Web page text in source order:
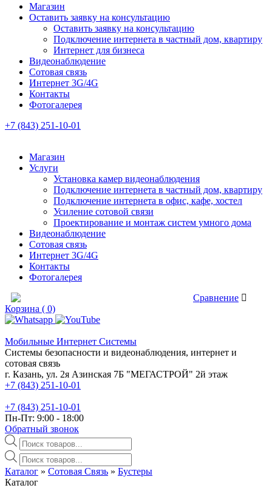
Магазин
Оставить заявку на консультацию
Оставить заявку на консультацию
Подключение интернета в частный дом, квартиру
Интернет для бизнеса
Видеонаблюдение
Сотовая связь
Интернет 3G/4G
Контакты
Фотогалерея
+7 (843) 251-10-01
Магазин
Услуги
Установка камер видеонаблюдения
Подключение интернета в частный дом, квартиру
Подключение интернета в офис, кафе, хостел
Усиление сотовой связи
Проектирование и монтаж систем умного дома
Видеонаблюдение
Сотовая связь
Интернет 3G/4G
Контакты
Фотогалерея
Сравнение
Корзина ( 0)
Мобильные Интернет Системы
Системы безопасности и видеонаблюдения, интернет и
сотовая связь
г. Казань, ул. 2я Азинская 7Б "МЕГАСТРОЙ" 2й этаж
+7 (843) 251-10-01
+7 (843) 251-10-01
Пн-Пт: 9:00 - 18:00
Обратный звонок
Поиск
товаров
Поиск
товаров
Каталог »‎ Сотовая Связь »‎ Бустеры
Каталог